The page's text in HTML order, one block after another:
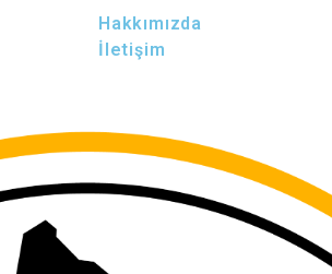
Hakkımızda
İletişim